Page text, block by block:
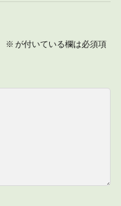
※ が付いている欄は必須項